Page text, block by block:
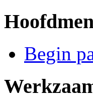
Begin